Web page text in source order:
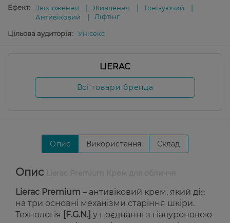
Ефект:
Зволоження Живлення
Тонізуючий
Антивіковий
Ліфтінг
Цільова аудиторія: Унісекс
LIERAC
Всі товари бренда
Опис Використання Склад
Опис
Lierac Premium – антивіковий крем, який діє
на три основні механізми старіння шкіри.
Технологія
[F.G.N.] у поєднанні з гіалуроновою